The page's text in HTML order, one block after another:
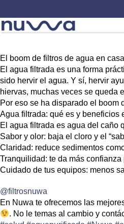
El boom de filtros de agua en
El agua filtrada es una forma
sido hervir el agua. Y sí, hervir
hiervas, muchas veces se queda
Por eso se ha disparado el boom
Agua filtrada: qué es y beneficios
El agua filtrada es agua del caño
Sabor y olor: baja el cloro y el
Claridad: reduce sedimentos
Tranquilidad: te da más
Cuidado de tus equipos: menos
@filtrosnuwa
En Nuwa te ofrecemos las
. No le temas al cambio y